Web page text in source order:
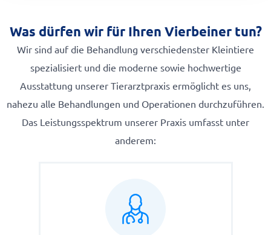
Was dürfen wir für Ihren Vierbeiner tun?
Wir sind auf die Behandlung verschiedenster Kleintiere
spezialisiert und die moderne sowie hochwertige
Ausstattung unserer Tierarztpraxis ermöglicht es uns,
nahezu alle Behandlungen und Operationen durchzuführen.
Das Leistungsspektrum unserer Praxis umfasst unter
anderem: